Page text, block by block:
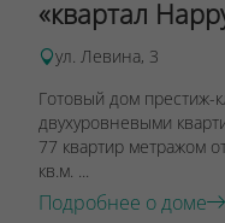
«квартал
ул. Левина, 3
Готовый дом престиж-
двухуровневыми
77 квартир метражом
кв.м. ...
Подробнее о доме